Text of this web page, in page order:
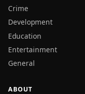
Crime
Development
Education
Entertainment
General
ABOUT